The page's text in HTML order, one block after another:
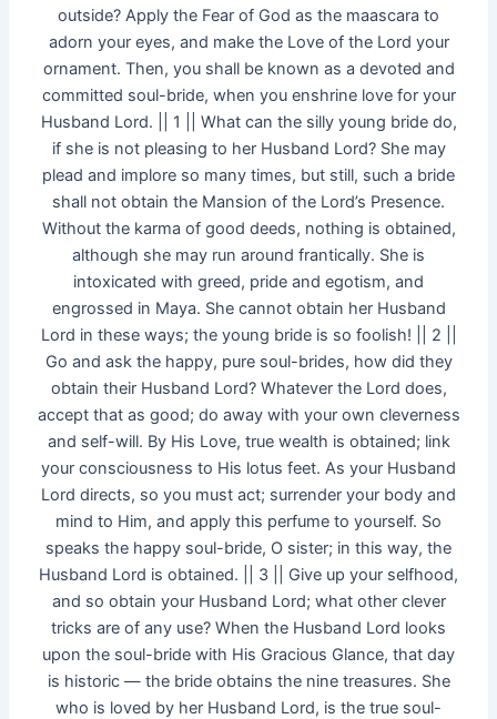
outside? Apply the Fear of God as the maascara to
adorn your eyes, and make the Love of the Lord your
ornament. Then, you shall be known as a devoted and
committed soul-bride, when you enshrine love for your
Husband Lord. || 1 || What can the silly young bride do,
if she is not pleasing to her Husband Lord? She may
plead and implore so many times, but still, such a bride
shall not obtain the Mansion of the Lord’s Presence.
Without the karma of good deeds, nothing is obtained,
although she may run around frantically. She is
intoxicated with greed, pride and egotism, and
engrossed in Maya. She cannot obtain her Husband
Lord in these ways; the young bride is so foolish! || 2 ||
Go and ask the happy, pure soul-brides, how did they
obtain their Husband Lord? Whatever the Lord does,
accept that as good; do away with your own cleverness
and self-will. By His Love, true wealth is obtained; link
your consciousness to His lotus feet. As your Husband
Lord directs, so you must act; surrender your body and
mind to Him, and apply this perfume to yourself. So
speaks the happy soul-bride, O sister; in this way, the
Husband Lord is obtained. || 3 || Give up your selfhood,
and so obtain your Husband Lord; what other clever
tricks are of any use? When the Husband Lord looks
upon the soul-bride with His Gracious Glance, that day
is historic — the bride obtains the nine treasures. She
who is loved by her Husband Lord, is the true soul-